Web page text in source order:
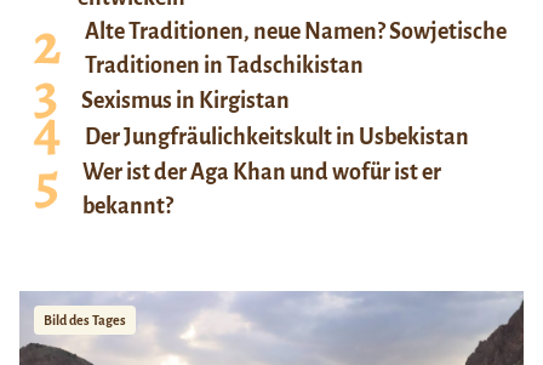
Alte Traditionen, neue Namen? Sowjetische
Traditionen in Tadschikistan
Sexismus in Kirgistan
Der Jungfräulichkeitskult in Usbekistan
Wer ist der Aga Khan und wofür ist er
bekannt?
Bild des Tages